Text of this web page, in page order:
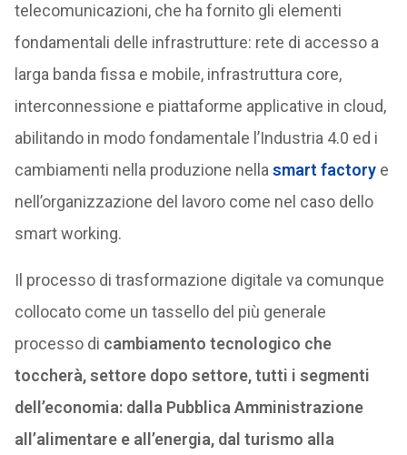
telecomunicazioni, che ha fornito gli elementi
fondamentali delle infrastrutture: rete di accesso a
larga banda fissa e mobile, infrastruttura core,
interconnessione e piattaforme applicative in cloud,
abilitando in modo fondamentale l’Industria 4.0 ed i
cambiamenti nella produzione nella smart factorye
nell’organizzazione del lavoro come nel caso dello
smart working.
Il processo di trasformazione digitale va comunque
collocato come un tassello del più generale
processo di cambiamento tecnologico che
toccherà, settore dopo settore, tutti i segmenti
dell’economia: dalla Pubblica Amministrazione
all’alimentare e all’energia, dal turismo alla